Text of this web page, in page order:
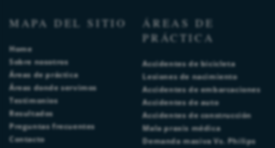
MAPA DEL SITIO
Home
Sobre nosotros
Áreas de práctica
Áreas donde servimos
Testimonios
Resultados
Preguntas frecuentes
Contacto
ÁREAS DE
PRÁCTICA
Accidentes de bicicleta
Lesiones de nacimiento
Accidentes de embarcaciones
Accidentes de auto
Accidentes de construcción
Mala praxis médica
Demanda masiva Vs. Philips